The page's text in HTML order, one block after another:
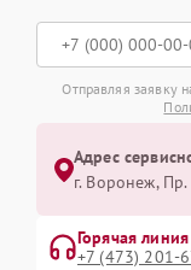
Отправляя заявку
Адрес
г. Воронеж,
Горячая линия
+7 (473) 201-